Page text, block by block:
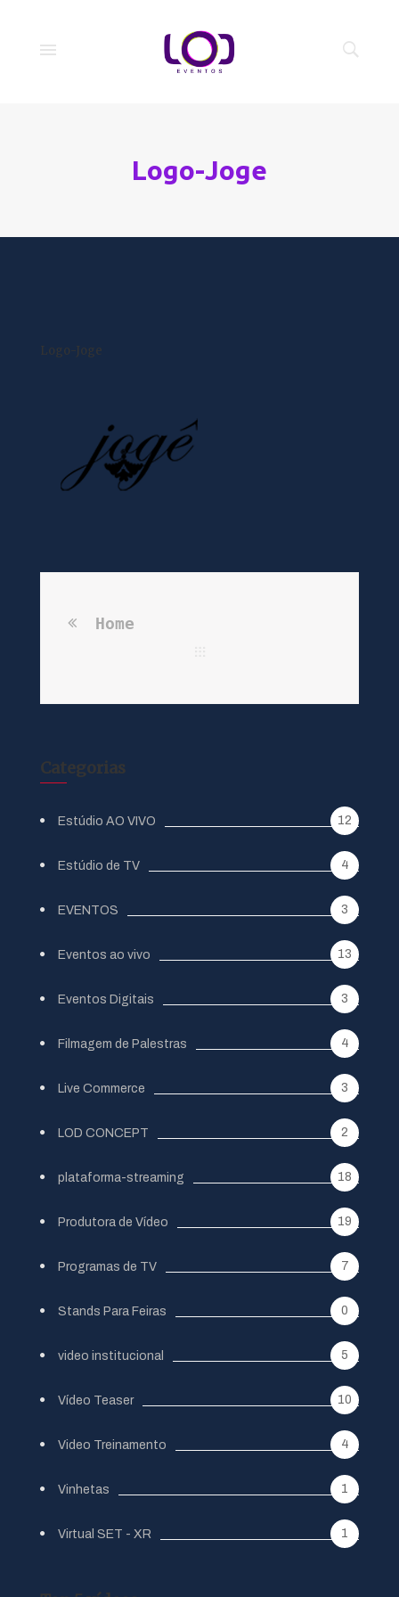
Logo-Joge
Logo-Joge
Home
Categorias
Estúdio AO VIVO 12
Estúdio de TV 4
EVENTOS 3
Eventos ao vivo 13
Eventos Digitais 3
Filmagem de Palestras 4
Live Commerce 3
LOD CONCEPT 2
plataforma-streaming 18
Produtora de Vídeo 19
Programas de TV 7
Stands Para Feiras 0
video institucional 5
Vídeo Teaser 10
Video Treinamento 4
Vinhetas 1
Virtual SET - XR 1